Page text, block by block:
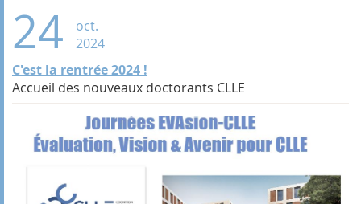
24
oct.
2024
C'est la rentrée 2024 !
Accueil des nouveaux doctorants CLLE